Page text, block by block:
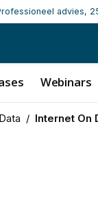
advies,
Webinars
/ Internet On